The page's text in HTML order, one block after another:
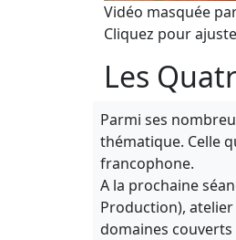
Vidéo masquée
Cliquez pour
Les
Parmi ses
thématique. Celle
francophone.
A la prochaine
Production), atelier
domaines couverts